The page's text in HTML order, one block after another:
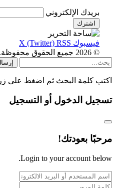
بريدك الإلكتروني
فيسبوك X (Twitter) RSS
© 2026 جميع الحقوق محفوظة.
إرسال
اكتب كلمة البحث ثم اضغط على زر
تسجيل الدخول أو التسجيل
مرحبًا بعودتك!
Login to your account below.